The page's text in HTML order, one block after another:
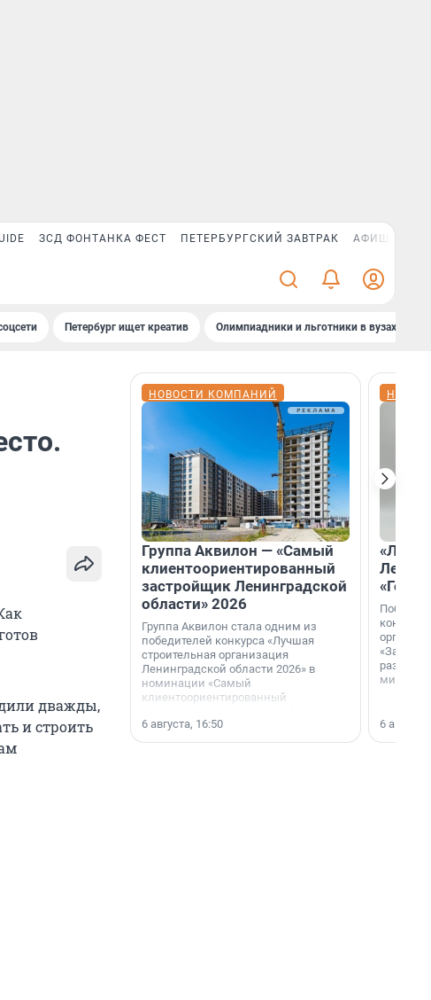
ЗСД ФОНТАНКА ФЕСТ ПЕТЕРБУРГСКИЙ ЗАВТРАК АФИША PLUS
Петербург ищет креатив Олимпиадники и льготники в вузах СПб
дважды,
и строить
НОВОСТИ КОМПАНИЙ
Группа Аквилон — «Самый
клиентоориентированный
застройщик Ленинградской
области» 2026
Группа Аквилон стала одним из
победителей конкурса «Лучшая
строительная организация
Ленинградской области 2026» в
номинации «Самый
клиентоориентированный
области».
6 августа, 16:50
«За
6